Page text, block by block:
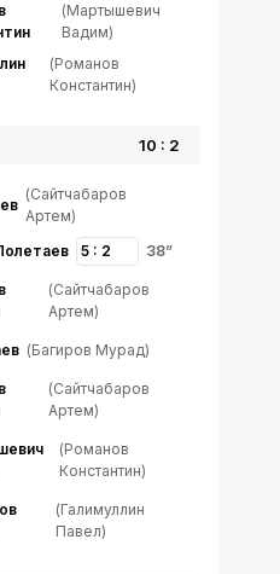
(Мартышевич
Вадим)
(Романов
Константин)
(Сайтчабаров
Артем)
38”
5 : 2
(Сайтчабаров
Артем)
(Багиров Мурад)
(Сайтчабаров
Артем)
(Романов
Константин)
(Галимуллин
Павел)
10 : 2